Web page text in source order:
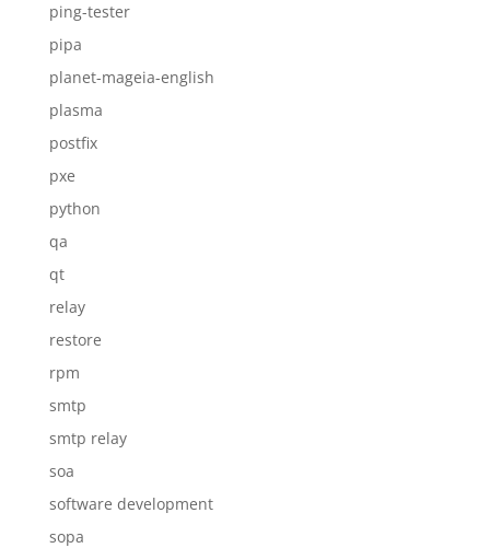
ping-tester
pipa
planet-mageia-english
plasma
postfix
pxe
python
qa
qt
relay
restore
rpm
smtp
smtp relay
soa
software development
sopa